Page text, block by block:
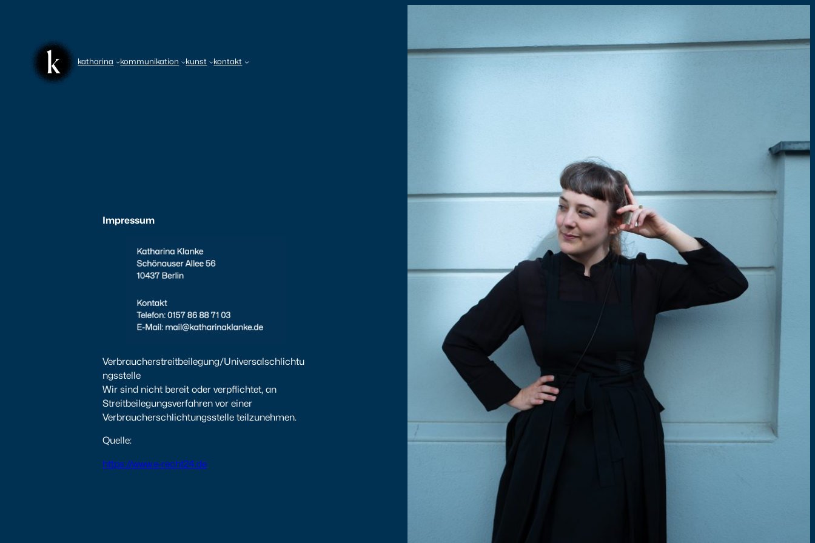
katharina kommunikation kunst kontakt
Impressum
Verbraucherstreitbeilegung/Universalschlichtu
ngsstelle
Wir sind nicht bereit oder verpflichtet, an
Streitbeilegungsverfahren vor einer
Verbraucherschlichtungsstelle teilzunehmen.
Quelle:
https://www.e-recht24.de